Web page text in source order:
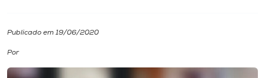
Biblioteca
Editora
Publicado em 19/06/2020
Por